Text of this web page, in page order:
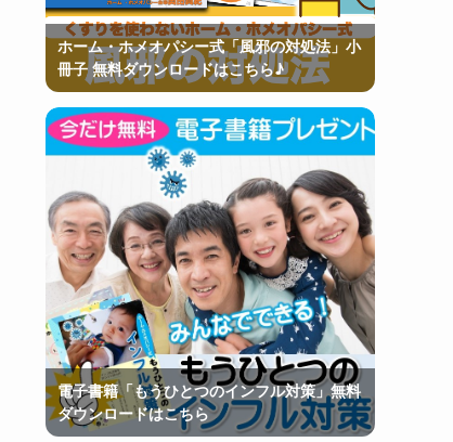
ホーム・ホメオパシー式「風邪の対処法」小
冊子 無料ダウンロードはこちら♪
電子書籍「もうひとつのインフル対策」無料
ダウンロードはこちら